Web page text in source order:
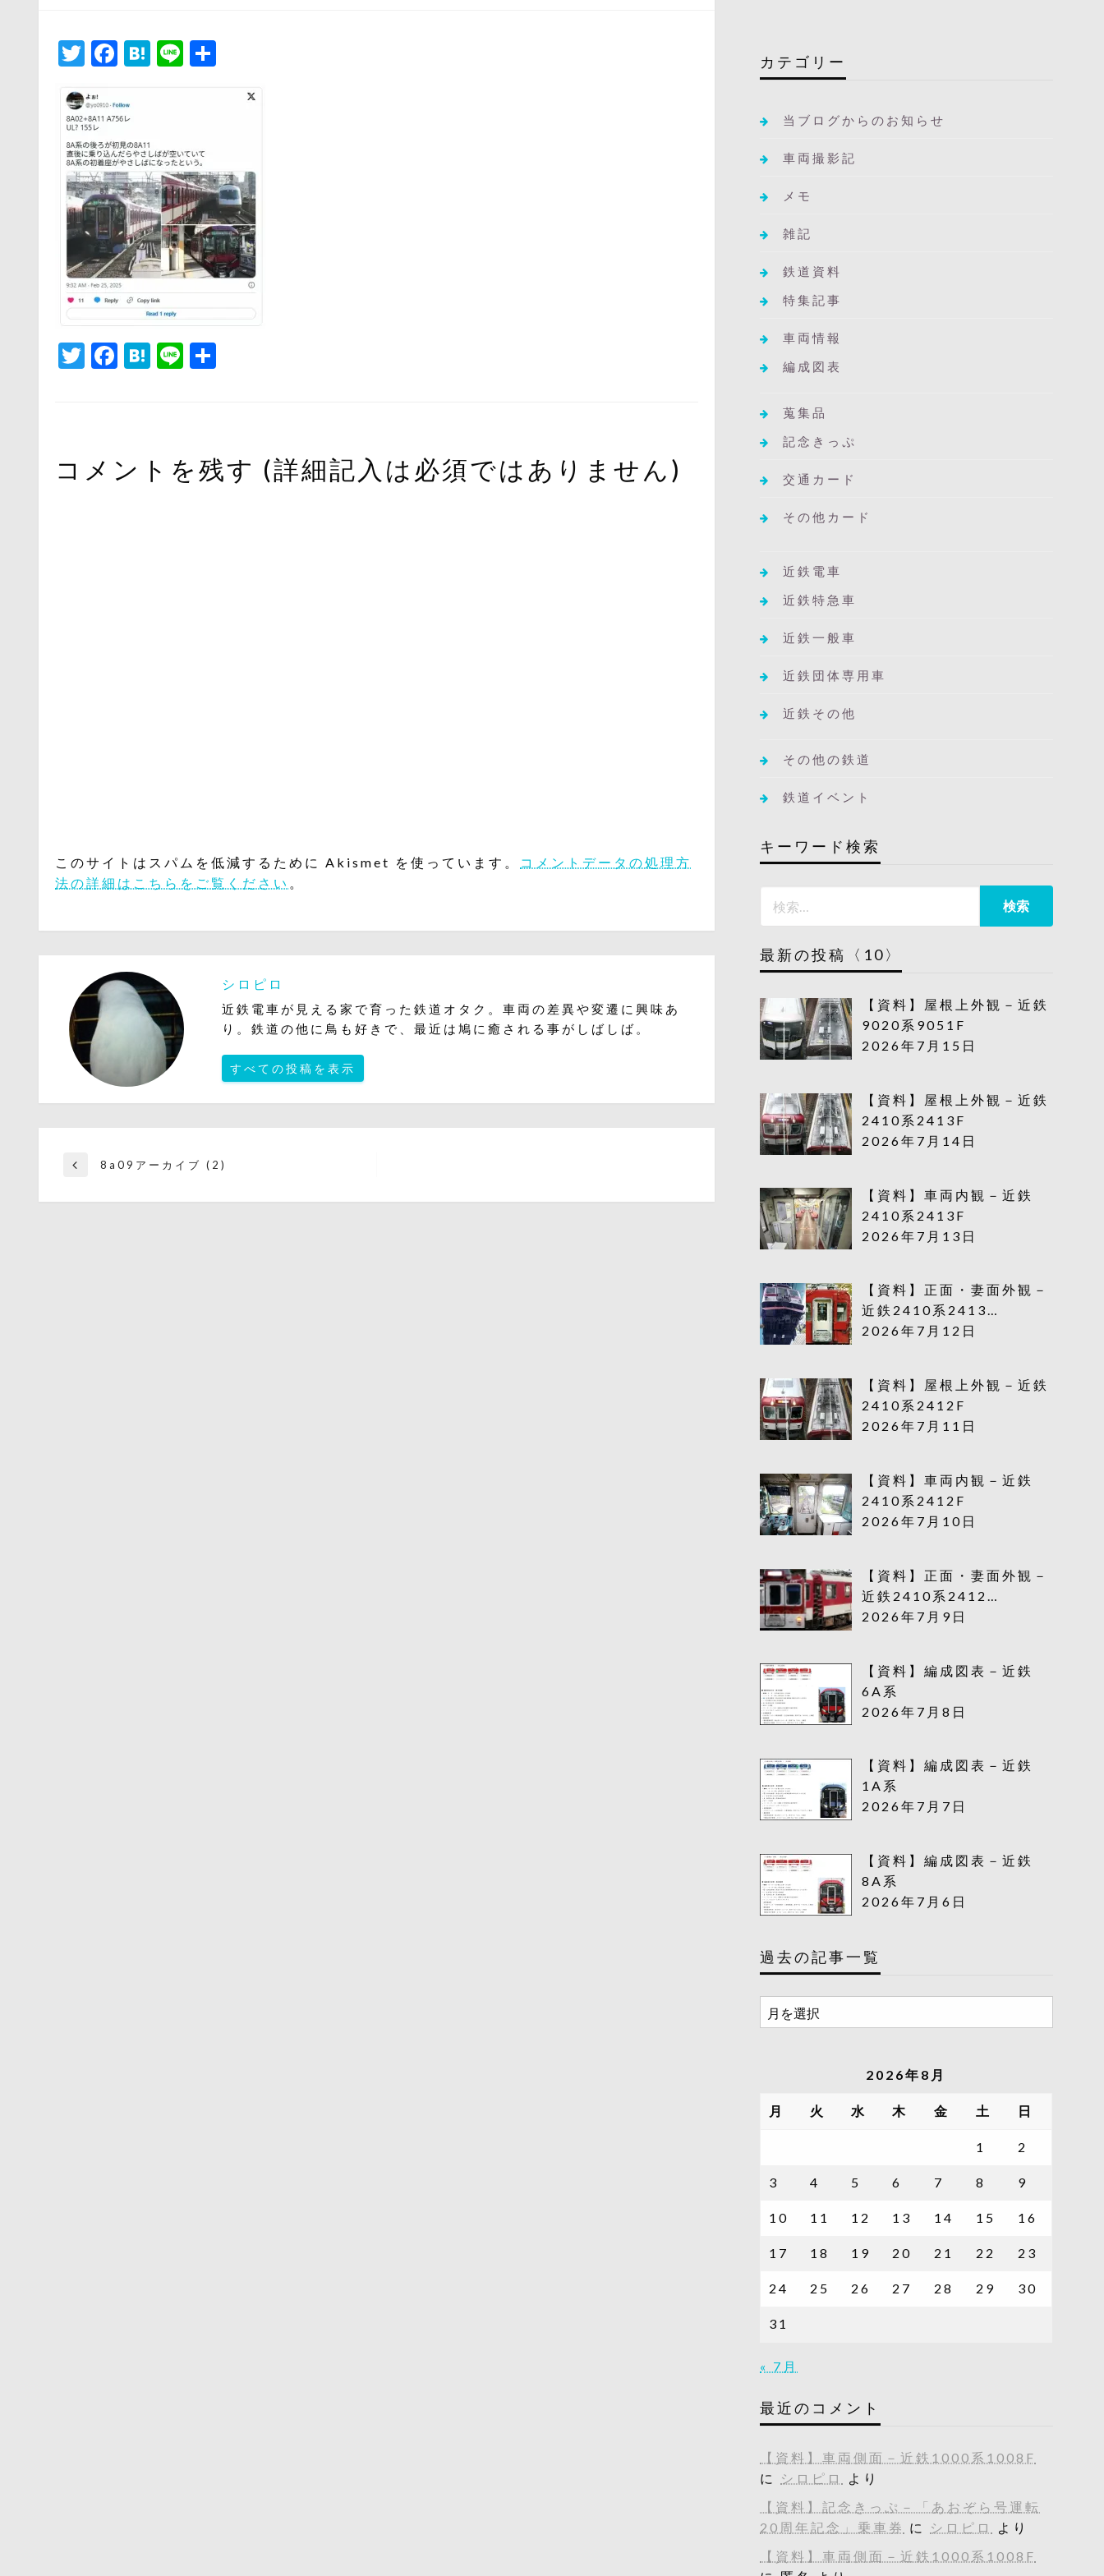
Twitter
Facebook
Hatena
Line
Twitter
Facebook
Hatena
Line
コメントを残す (詳細記入は必須ではありません)
このサイトはスパムを低減するために Akismet を使っています。
コメントデータの処理方
法の詳細はこちらをご覧ください 。
シロピロ
近鉄電車が見える家で育った鉄道オタク。車両の差異や変遷に興味あ
り。鉄道の他に鳥も好きで、最近は鳩に癒される事がしばしば。
すべての投稿を表示
投
前
投
8a09アーカイブ (2)
カテゴリー
当ブログからのお知らせ
車両撮影記
メモ
雑記
鉄道資料
特集記事
車両情報
編成図表
蒐集品
記念きっぷ
交通カード
その他カード
近鉄電車
近鉄特急車
近鉄一般車
近鉄団体専用車
近鉄その他
その他の鉄道
鉄道イベント
キーワード検索
最新の投稿〈10〉
【資料】屋根上外観－近鉄
9020系9051F
2026年7月15日
【資料】屋根上外観－近鉄
2410系2413F
2026年7月14日
【資料】車両内観－近鉄
2410系2413F
2026年7月13日
【資料】正面・妻面外観－
近鉄2410系2413…
2026年7月12日
【資料】屋根上外観－近鉄
2410系2412F
2026年7月11日
【資料】車両内観－近鉄
2410系2412F
2026年7月10日
【資料】正面・妻面外観－
近鉄2410系2412…
2026年7月9日
【資料】編成図表－近鉄
6A系
2026年7月8日
【資料】編成図表－近鉄
1A系
2026年7月7日
【資料】編成図表－近鉄
8A系
2026年7月6日
過去の記事一覧
過
去
一
2026年8月
月 火 水 木 金 土 日
1 2
3 4 5 6 7 8 9
10 11 12 13 14 15 16
17 18 19 20 21 22 23
24 25 26 27 28 29 30
31
« 7月
最近のコメント
【資料】車両側面－近鉄1000系1008F
に シロピロ
より
【資料】記念きっぷ－「あおぞら号運転
20周年記念」乗車券 に シロピロ
より
【資料】車両側面－近鉄1000系1008F